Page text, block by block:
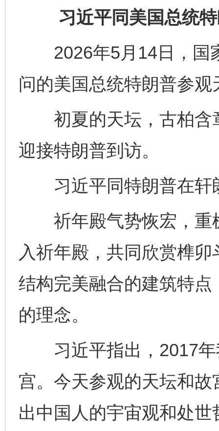
习近平同美国总统特
2026年5月14日，国
问的美国总统特朗普参观
初夏的天坛，古柏含
迎接特朗普到访。
习近平同特朗普在轩
祈年殿气势恢宏，重
入祈年殿，共同欣赏榫
结构完美融合的建筑特
的理念。
习近平指出，2017年
宫。今天参观的天坛和故
出中国人的宇宙观和处